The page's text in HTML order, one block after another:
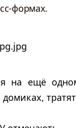
формах.
на ещё
домиках,